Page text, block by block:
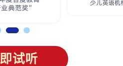
试听